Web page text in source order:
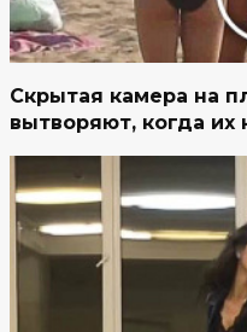
Скрытая камера на
вытворяют, когда их